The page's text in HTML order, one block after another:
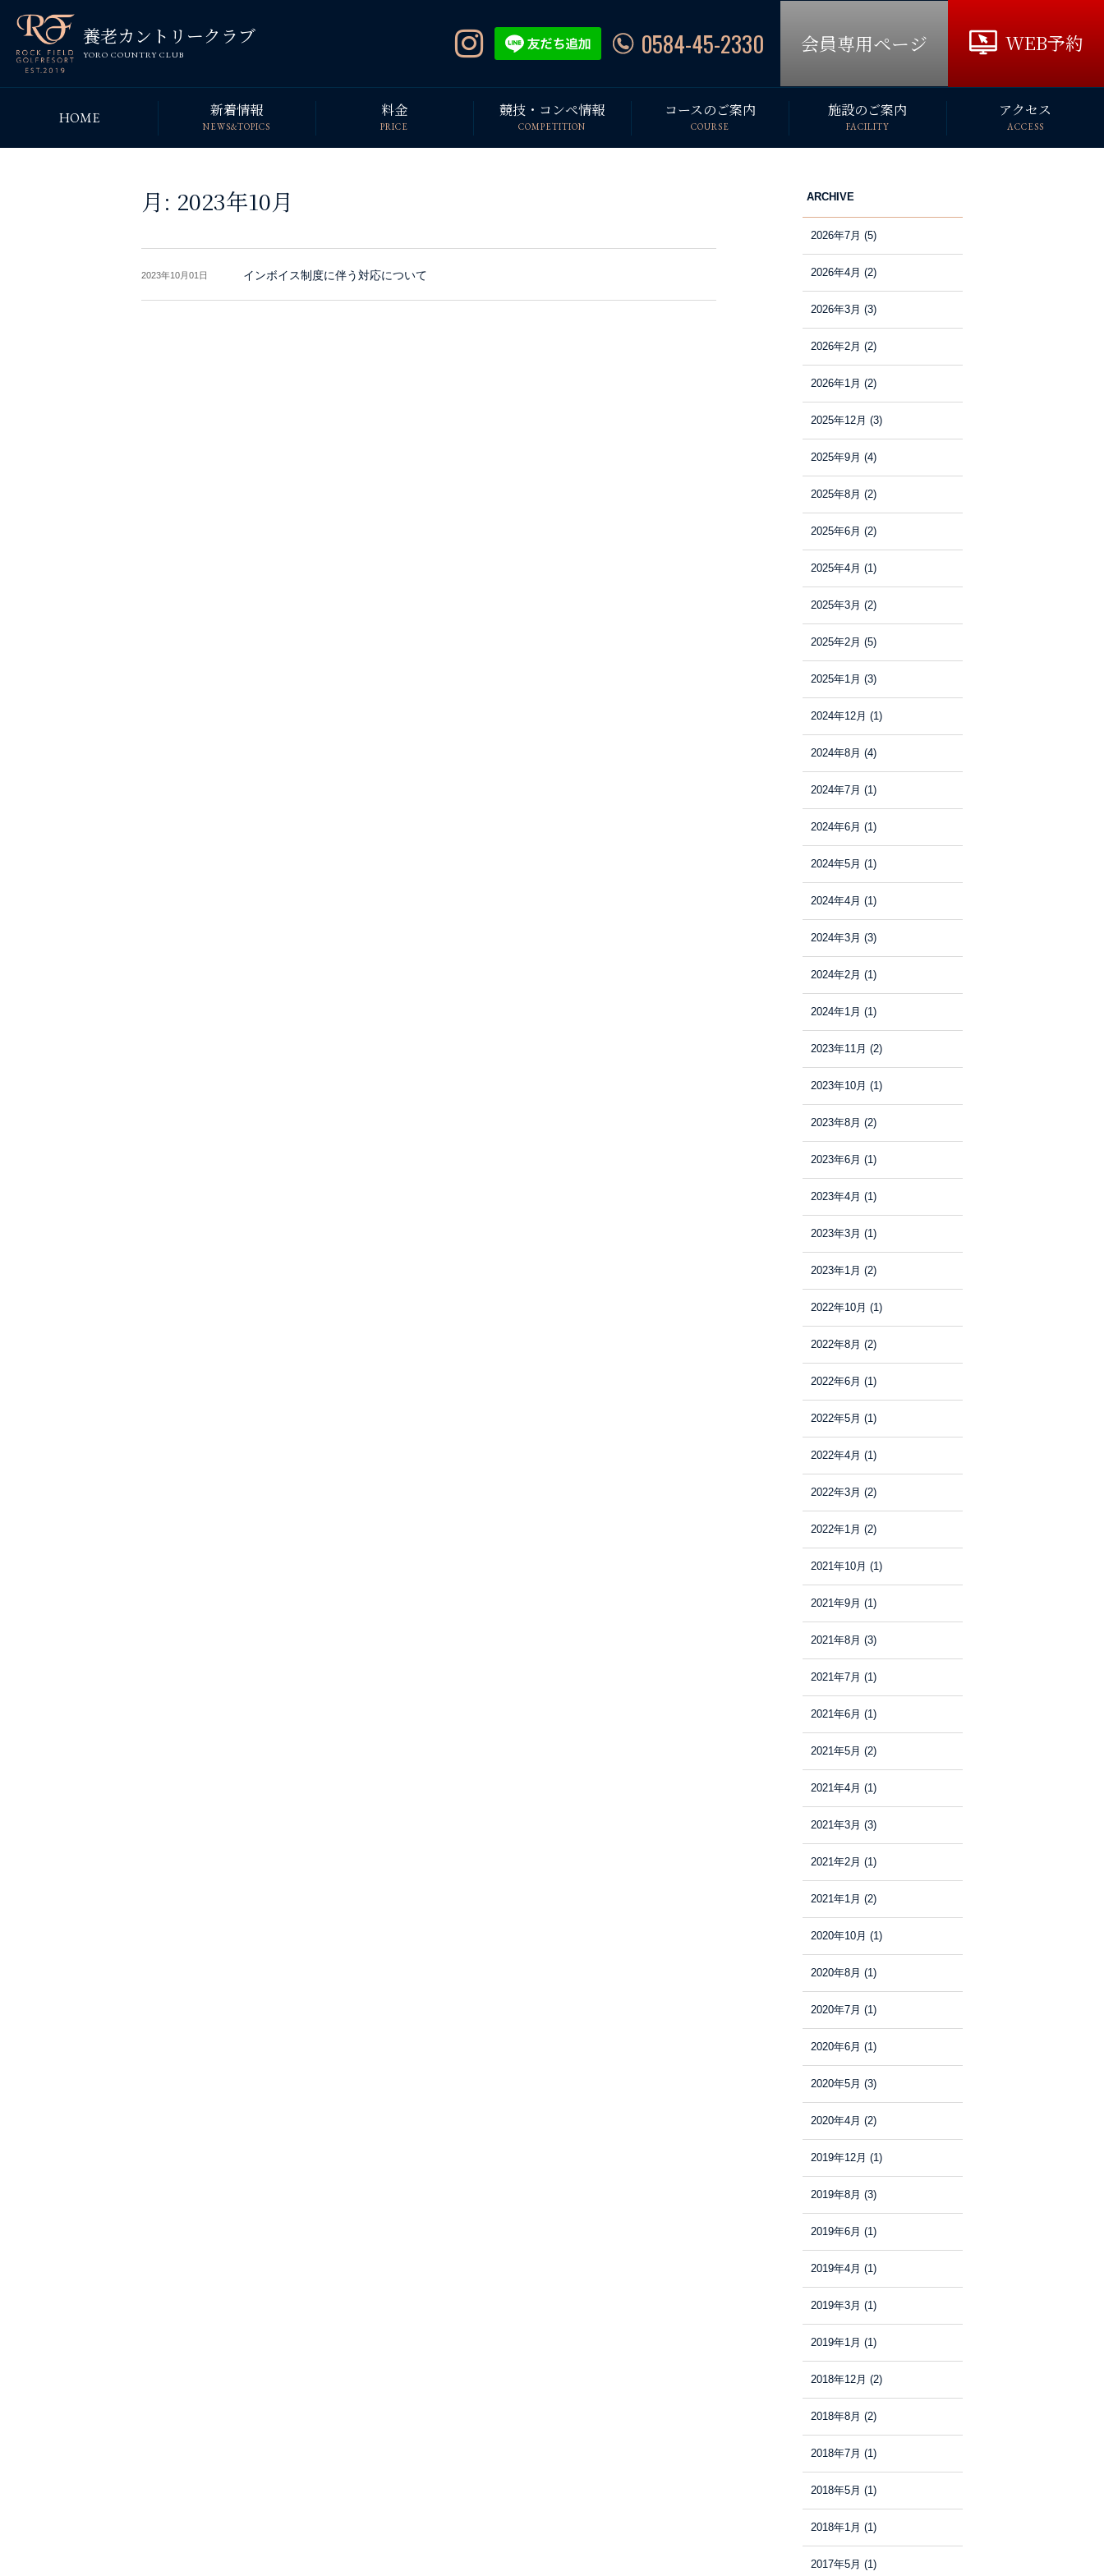
養老カントリークラブ
YORO COUNTRY CLUB 0584-45-2330 会員専用ページ WEB予約
HOME 新着情報
NEWS&TOPICS
料金
PRICE
競技・コンペ情報
COMPETITION
コースのご案内
COURSE
施設のご案内
FACILITY
アクセス
ACCESS
月: 2023年10月
2023年10月01日 インボイス制度に伴う対応について
ARCHIVE
2026年7月 (5)
2026年4月 (2)
2026年3月 (3)
2026年2月 (2)
2026年1月 (2)
2025年12月 (3)
2025年9月 (4)
2025年8月 (2)
2025年6月 (2)
2025年4月 (1)
2025年3月 (2)
2025年2月 (5)
2025年1月 (3)
2024年12月 (1)
2024年8月 (4)
2024年7月 (1)
2024年6月 (1)
2024年5月 (1)
2024年4月 (1)
2024年3月 (3)
2024年2月 (1)
2024年1月 (1)
2023年11月 (2)
2023年10月 (1)
2023年8月 (2)
2023年6月 (1)
2023年4月 (1)
2023年3月 (1)
2023年1月 (2)
2022年10月 (1)
2022年8月 (2)
2022年6月 (1)
2022年5月 (1)
2022年4月 (1)
2022年3月 (2)
2022年1月 (2)
2021年10月 (1)
2021年9月 (1)
2021年8月 (3)
2021年7月 (1)
2021年6月 (1)
2021年5月 (2)
2021年4月 (1)
2021年3月 (3)
2021年2月 (1)
2021年1月 (2)
2020年10月 (1)
2020年8月 (1)
2020年7月 (1)
2020年6月 (1)
2020年5月 (3)
2020年4月 (2)
2019年12月 (1)
2019年8月 (3)
2019年6月 (1)
2019年4月 (1)
2019年3月 (1)
2019年1月 (1)
2018年12月 (2)
2018年8月 (2)
2018年7月 (1)
2018年5月 (1)
2018年1月 (1)
2017年5月 (1)